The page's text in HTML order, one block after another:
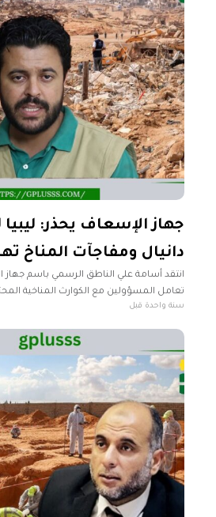
جهاز الإسعاف يحذر:
دانيال ومفاجآت المناخ
انتقد أسامة علي الناطق الرسمي باسم جهاز
تعامل المسؤولين مع الكوارث المناخية
الدرس الوحيد المستفاد من كارثة إعصار
سنة واحدة قبل